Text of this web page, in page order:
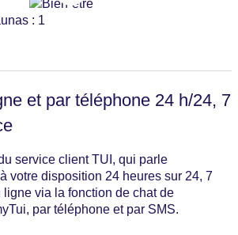
: 1
et par téléphone 24 h/24, 7
service client TUI, qui parle
votre disposition 24 heures sur 24, 7
ligne via la fonction de chat de
par téléphone et par SMS.